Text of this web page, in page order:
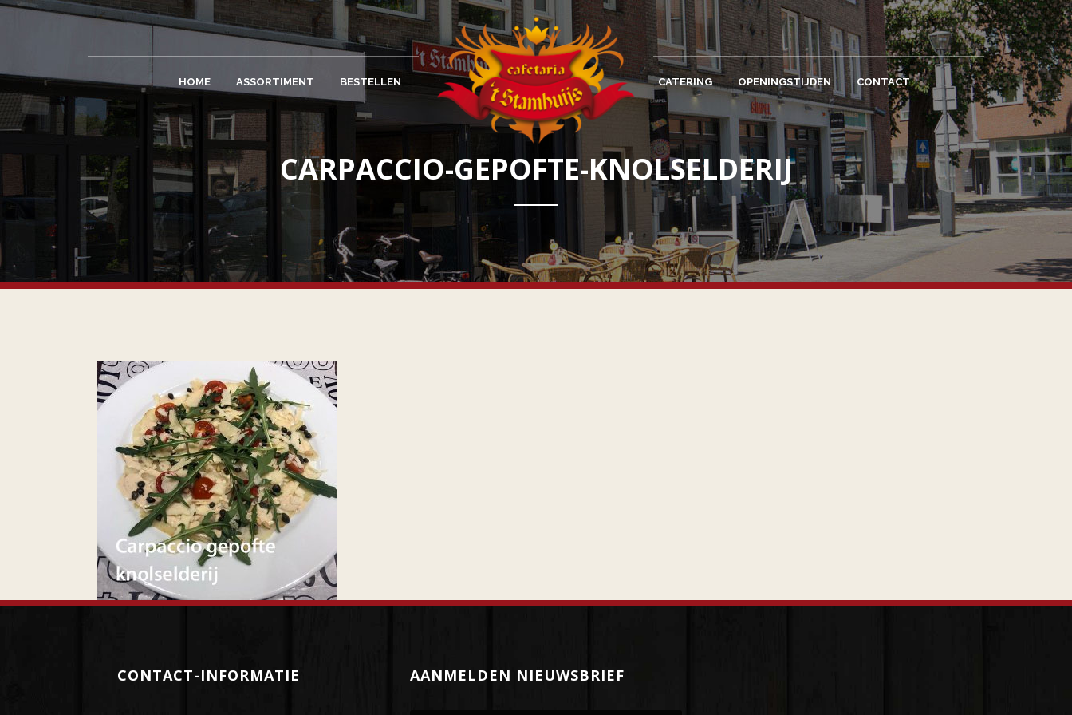
HOME ASSORTIMENT BESTELLEN CATERING OPENINGSTIJDEN CONTACT
CARPACCIO-GEPOFTE-KNOLSELDERIJ
CONTACT-INFORMATIE AANMELDEN NIEUWSBRIEF